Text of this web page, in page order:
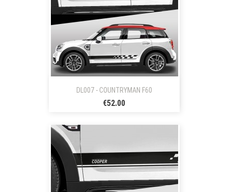
DL007 - COUNTRYMAN F60
€52.00